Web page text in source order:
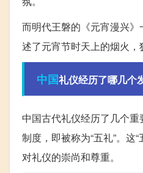
而明代王磐的《元宵漫兴
述了元宵节时天上的烟火，
中国礼仪经历了哪几个
中国古代礼仪经历了几个
制度，即被称为“五礼”。
对礼仪的崇尚和尊重。